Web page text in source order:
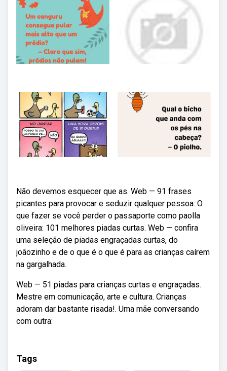
Não devemos esquecer que as. Web — 91 frases
picantes para provocar e seduzir qualquer pessoa: O
que fazer se você perder o passaporte como paolla
oliveira: 101 melhores piadas curtas. Web — confira
uma seleção de piadas engraçadas curtas, do
joãozinho e de o que é o que é para as crianças caírem
na gargalhada.
Web — 51 piadas para crianças curtas e engraçadas.
Mestre em comunicação, arte e cultura. Crianças
adoram dar bastante risada!. Uma mãe conversando
com outra:
Tags